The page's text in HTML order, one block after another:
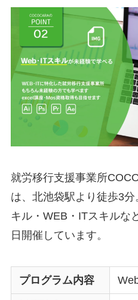
就労移行支援事業所
は、北池袋駅より徒歩3
キル・WEB・ITスキルな
日開催しています。
プログラム内容